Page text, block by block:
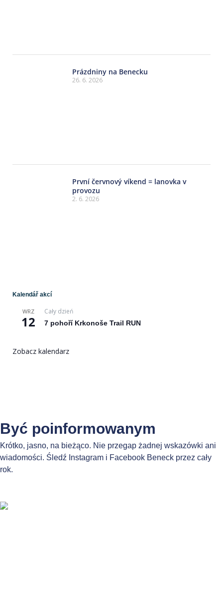
Prázdniny na Benecku
26. 6. 2026
První červnový víkend = lanovka v
provozu
2. 6. 2026
Kalendář akcí
WRZ
12
Cały dzień
7 pohoří Krkonoše Trail RUN
Zobacz kalendarz
Być poinformowanym
Krótko, jasno, na bieżąco. Nie przegap żadnej wskazówki ani
wiadomości. Śledź Instagram i Facebook Beneck przez cały
rok.